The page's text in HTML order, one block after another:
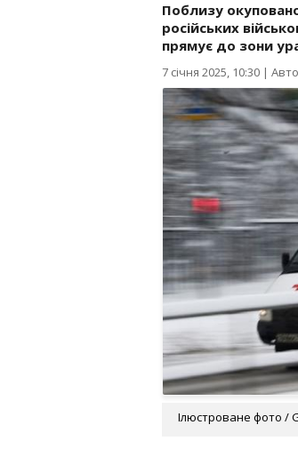
Поблизу
російських
прямує до зони
7 січня 2025, 10:30 |
Ілюстроване фото /